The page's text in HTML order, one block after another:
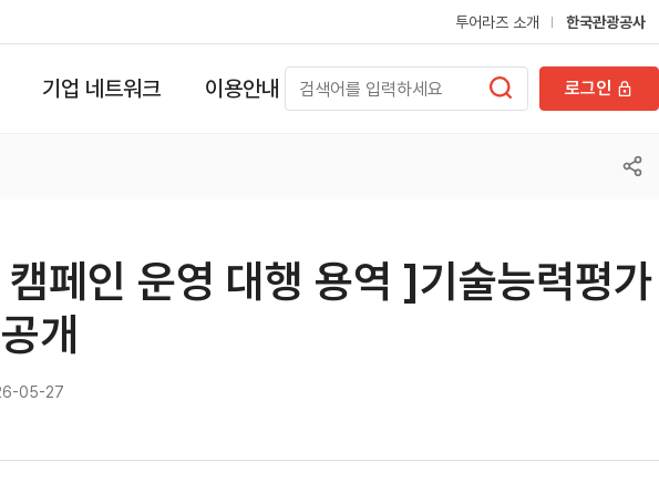
투어라즈 소개 한국관광공사
기업 네트워크 이용안내 로그인
페인 운영 대행 용역 ]기술능력평가
개
05-27